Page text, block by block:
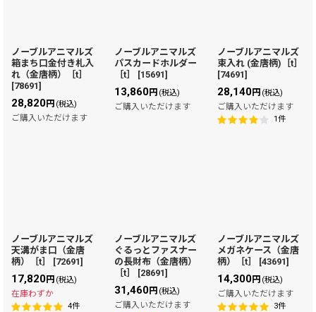
絞り込む
ノーブルアニマルズ
箱まち口金付き札入
れ（金唐柄）［t］
[78691]
28,820円 (税込)
ご購入いただけます
ノーブルアニマルズ
パスカードホルダー
［t］
[15691]
13,860円 (税込)
ご購入いただけます
ノーブルアニマルズ
束入れ (金唐柄)［t］
[74691]
28,140円 (税込)
ご購入いただけます
1件
ノーブルアニマルズ
天溝がま口（金唐
柄）［t］
[72691]
17,820円 (税込)
在庫わずか
4件
ノーブルアニマルズ
ぐるっとファスナー
の長財布（金唐柄）
［t］
[28691]
31,460円 (税込)
ご購入いただけます
ノーブルアニマルズ
メガネケース（金唐
柄）［t］
[43691]
14,300円 (税込)
ご購入いただけます
3件